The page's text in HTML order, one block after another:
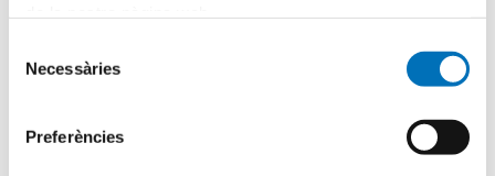
Necessàries
Preferències